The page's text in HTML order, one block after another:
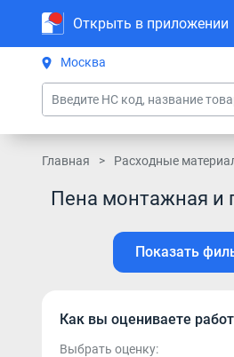
Открыть в приложении
Москва
Главная Расходные
Пена монтажная и
Показать
Как вы оцениваете
Выбрать оценку: